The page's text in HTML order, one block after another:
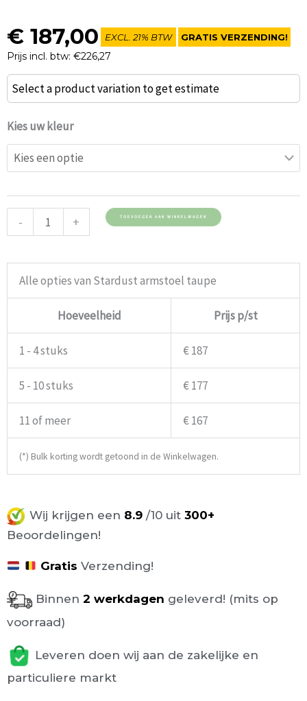
€ 187,00
Prijs incl. btw: €226,27
EXCL. 21% BTW GRATIS VERZENDING!
Select a product variation to get estimate
Kies uw kleur
-
Stardust
armstoel
taupe
aantal
+ TOEVOEGEN AAN WINKELWAGEN
Alle opties van Stardust armstoel taupe
Hoeveelheid Prijs p/st
1 - 4 stuks € 187
5 - 10 stuks € 177
11 of meer € 167
(*) Bulk korting wordt getoond in de Winkelwagen.
Wij krijgen een 8.9 /10 uit 300+
Beoordelingen!
Gratis Verzending!
Binnen 2 werkdagen geleverd! (mits op
voorraad)
Leveren doen wij aan de zakelijke en
particuliere markt